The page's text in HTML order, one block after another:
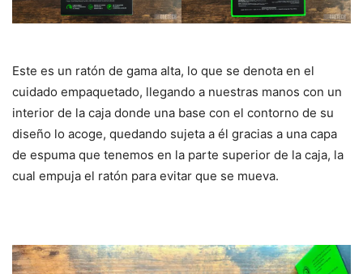
Este es un ratón de gama alta, lo que se denota en el
cuidado empaquetado, llegando a nuestras manos con un
interior de la caja donde una base con el contorno de su
diseño lo acoge, quedando sujeta a él gracias a una capa
de espuma que tenemos en la parte superior de la caja, la
cual empuja el ratón para evitar que se mueva.